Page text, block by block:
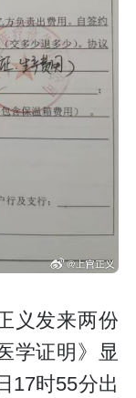
义发来两份
学证明》显
17时55分出